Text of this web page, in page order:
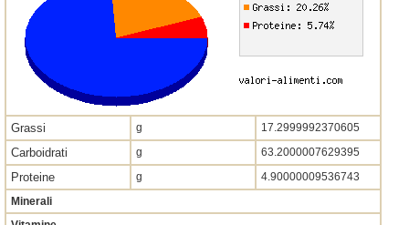
Grassi g 17.2999992370605
Carboidrati g 63.2000007629395
Proteine g
4.90000009536743
Minerali